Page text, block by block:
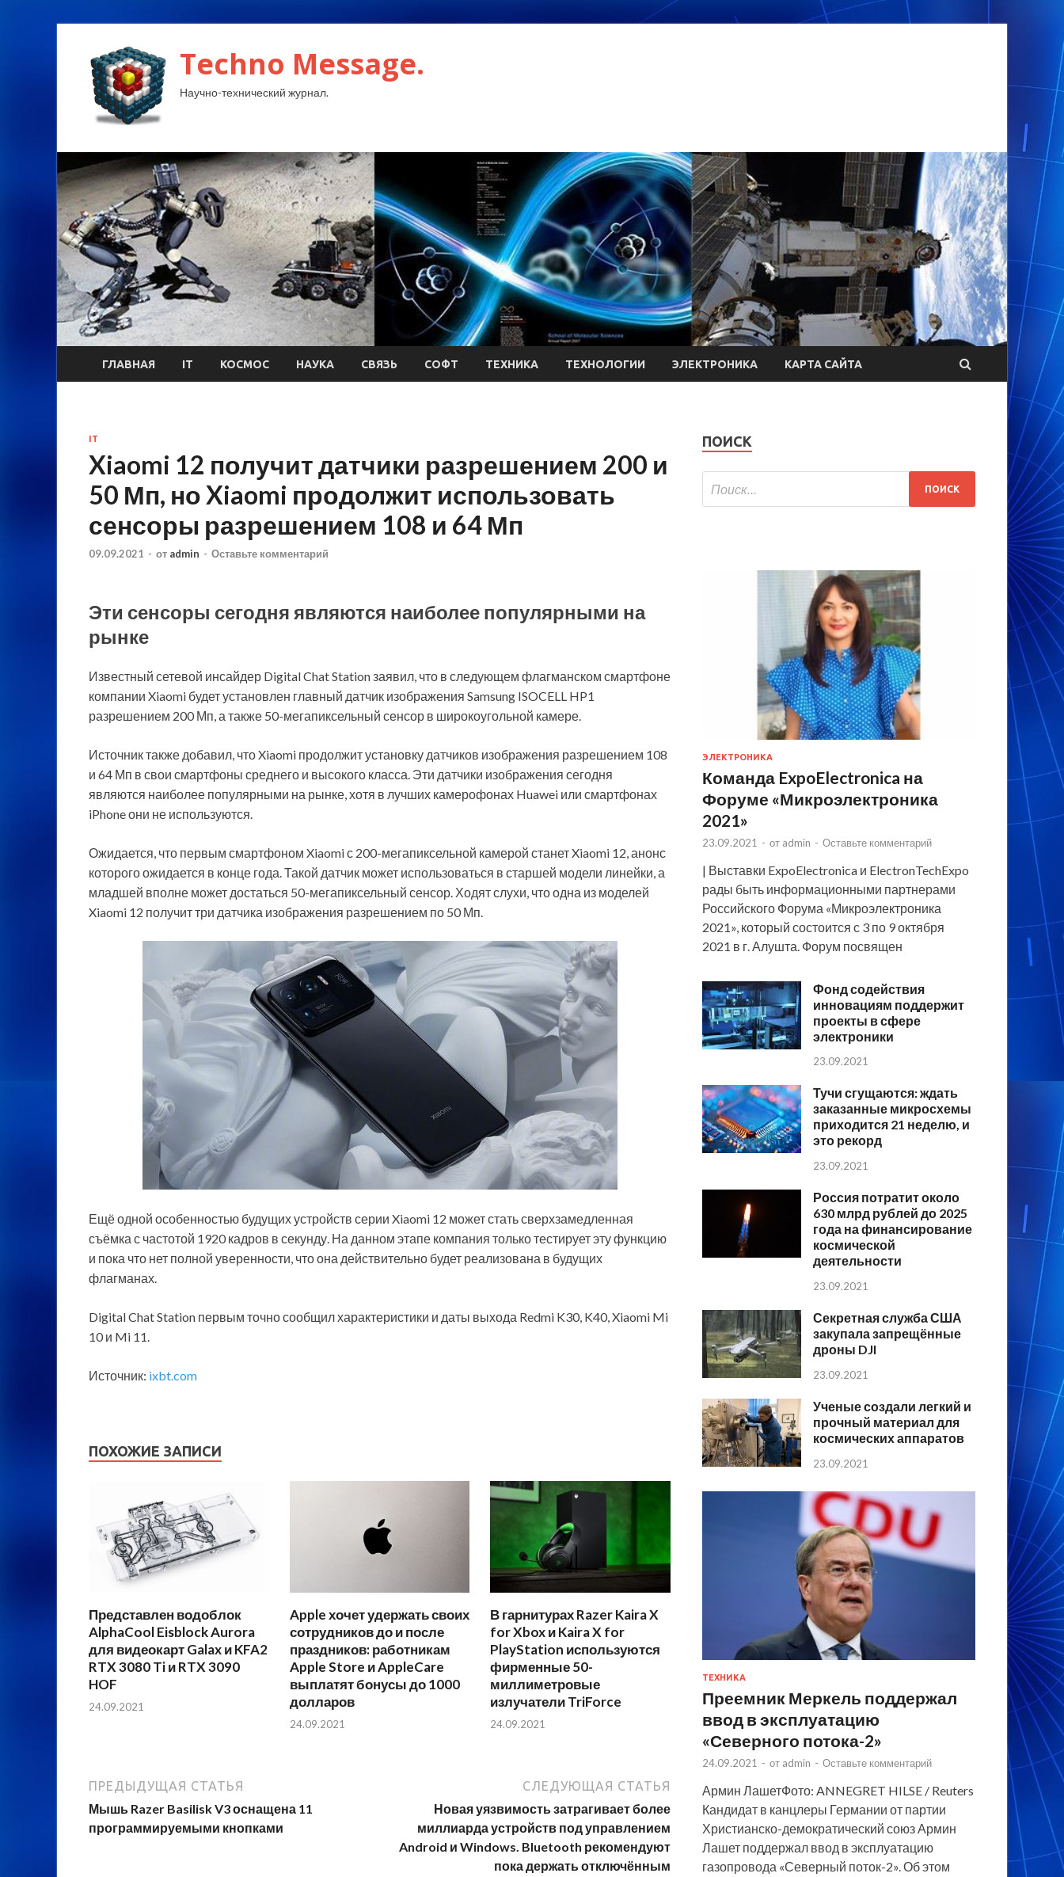
Techno Message.
Научно-технический журнал.
ГЛАВНАЯ IT КОСМОС НАУКА СВЯЗЬ СОФТ ТЕХНИКА ТЕХНОЛОГИИ ЭЛЕКТРОНИКА КАРТА САЙТА
IT
Xiaomi 12 получит датчики разрешением 200 и
50 Мп, но Xiaomi продолжит использовать
сенсоры разрешением 108 и 64 Мп
09.09.2021 - от admin - Оставьте комментарий
Эти сенсоры сегодня являются наиболее популярными на
рынке
Известный сетевой инсайдер Digital Chat Station заявил, что в следующем флагманском смартфоне
компании Xiaomi будет установлен главный датчик изображения Samsung ISOCELL HP1
разрешением 200 Мп, а также 50-мегапиксельный сенсор в широкоугольной камере.
Источник также добавил, что Xiaomi продолжит установку датчиков изображения разрешением 108
и 64 Мп в свои смартфоны среднего и высокого класса. Эти датчики изображения сегодня
являются наиболее популярными на рынке, хотя в лучших камерофонах Huawei или смартфонах
iPhone они не используются.
Ожидается, что первым смартфоном Xiaomi с 200-мегапиксельной камерой станет Xiaomi 12, анонс
которого ожидается в конце года. Такой датчик может использоваться в старшей модели линейки, а
младшей вполне может достаться 50-мегапиксельный сенсор. Ходят слухи, что одна из моделей
Xiaomi 12 получит три датчика изображения разрешением по 50 Мп.
Ещё одной особенностью будущих устройств серии Xiaomi 12 может стать сверхзамедленная
съёмка с частотой 1920 кадров в секунду. На данном этапе компания только тестирует эту функцию
и пока что нет полной уверенности, что она действительно будет реализована в будущих
флагманах.
Digital Chat Station первым точно сообщил характеристики и даты выхода Redmi K30, K40, Xiaomi Mi
10 и Mi 11.
Источник: ixbt.com
ПОХОЖИЕ ЗАПИСИ
Представлен водоблок
AlphaCool Eisblock Aurora
для видеокарт Galax и KFA2
RTX 3080 Ti и RTX 3090
HOF
24.09.2021
Apple хочет удержать своих
сотрудников до и после
праздников: работникам
Apple Store и AppleCare
выплатят бонусы до 1000
долларов
24.09.2021
В гарнитурах Razer Kaira X
for Xbox и Kaira X for
PlayStation используются
фирменные 50-
миллиметровые
излучатели TriForce
24.09.2021
ПРЕДЫДУЩАЯ СТАТЬЯ
Мышь Razer Basilisk V3 оснащена 11
программируемыми кнопками
СЛЕДУЮЩАЯ СТАТЬЯ
Новая уязвимость затрагивает более
миллиарда устройств под управлением
Android и Windows. Bluetooth рекомендуют
пока держать отключённым
ПОИСК
ЭЛЕКТРОНИКА
Команда ExpoElectronica на
Форуме «Микроэлектроника
2021»
23.09.2021 - от admin - Оставьте комментарий
| Выставки ExpoElectronica и ElectronTechExpo
рады быть информационными партнерами
Российского Форума «Микроэлектроника
2021», который состоится с 3 по 9 октября
2021 в г. Алушта. Форум посвящен
Фонд содействия
инновациям поддержит
проекты в сфере
электроники
23.09.2021
Тучи сгущаются: ждать
заказанные микросхемы
приходится 21 неделю, и
это рекорд
23.09.2021
Россия потратит около
630 млрд рублей до 2025
года на финансирование
космической
деятельности
23.09.2021
Секретная служба США
закупала запрещённые
дроны DJI
23.09.2021
Ученые создали легкий и
прочный материал для
космических аппаратов
23.09.2021
ТЕХНИКА
Преемник Меркель поддержал
ввод в эксплуатацию
«Северного потока-2»
24.09.2021 - от admin - Оставьте комментарий
Армин ЛашетФото: ANNEGRET HILSE / Reuters
Кандидат в канцлеры Германии от партии
Христианско-демократический союз Армин
Лашет поддержал ввод в эксплуатацию
газопровода «Северный поток-2». Об этом